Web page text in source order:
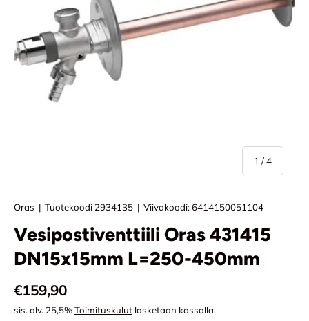
1 //4
Oras | Tuotekoodi 2934135 | Viivakoodi:6414150051104
Vesipostiventtiili Oras 431415
DN15x15mm L=250-450mm
Normaali hinta
€159,90
sis. alv. 25,5%Toimituskulut lasketaan kassalla.